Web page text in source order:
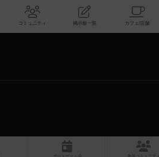
ボードゲーム会 コミュニティ 掲示板一覧
ボ ドゲ ーム コミュニティ